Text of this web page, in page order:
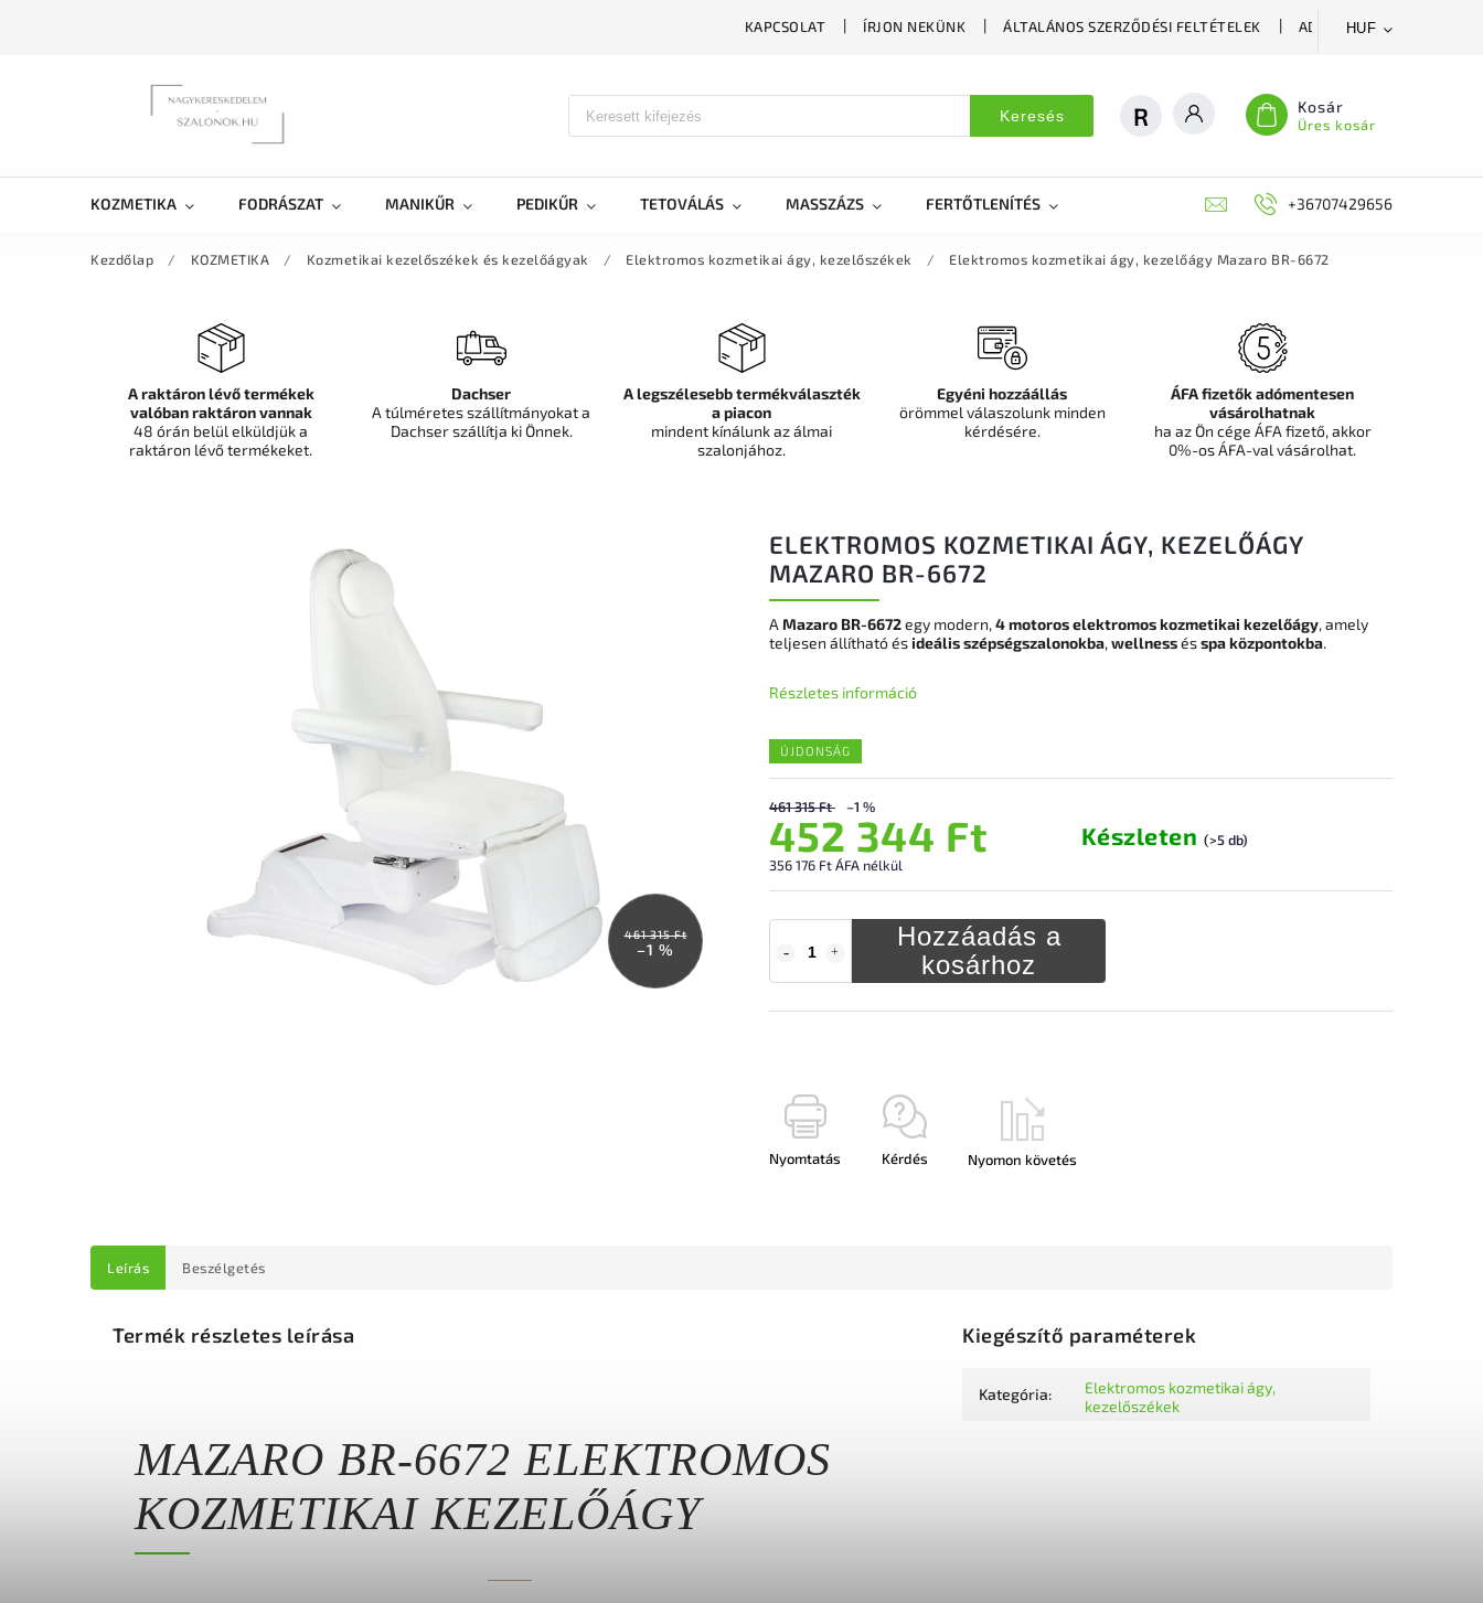
KAPCSOLAT ÍRJON NEKÜNK ÁLTALÁNOS SZERZŐDÉSI FELTÉTELEK ADATVÉDELMI
HUF
Keresés Kosár
Üres kosár
KOZMETIKA FODRÁSZAT MANIKŰR PEDIKŰR TETOVÁLÁS MASSZÁZS FERTŐTLENÍTÉS DEKORÁCIÓS FALPANEL, MŰNÖVÉNY FAL
+36707429656
Kezdőlap / KOZMETIKA / Kozmetikai kezelőszékek és kezelőágyak / Elektromos kozmetikai ágy, kezelőszékek / Elektromos kozmetikai ágy, kezelőágy Mazaro BR-6672
461 315 Ft
–1 %
ELEKTROMOS KOZMETIKAI ÁGY, KEZELŐÁGY
MAZARO BR-6672
ÚJDONSÁG
461 315 Ft –1 %
452 344 Ft
356 176 Ft ÁFA nélkül
Készleten (>5 db)
Hozzáadás a
kosárhoz
A Mazaro BR-6672egy modern,4 motoros elektromos kozmetikai kezelőágy, amely
teljesen állítható ésideális szépségszalonokba,wellnessésspa központokba.
Részletes információ
Nyomtatás Kérdés Nyomon követés
A raktáron lévő termékek
valóban raktáron vannak
48 órán belül elküldjük a
raktáron lévő termékeket.
Dachser
A túlméretes szállítmányokat a
Dachser szállítja ki Önnek.
A legszélesebb termékválaszték
a piacon
mindent kínálunk az álmai
szalonjához.
Egyéni hozzáállás
örömmel válaszolunk minden
kérdésére.
ÁFA fizetők adómentesen
vásárolhatnak
ha az Ön cége ÁFA fizető, akkor
0%-os ÁFA-val vásárolhat.
Leírás Beszélgetés
Termék részletes leírása
MAZARO BR-6672 ELEKTROMOS
KOZMETIKAI KEZELŐÁGY
Kiegészítő paraméterek
Kategória:
Elektromos kozmetikai ágy,
kezelőszékek